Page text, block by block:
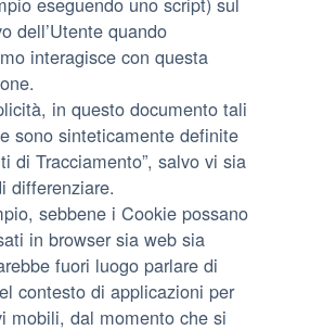
dell’Utente quando
interagisce con questa
in questo documento tali
sono sinteticamente definite
di Tracciamento”, salvo vi sia
differenziare.
sebbene i Cookie possano
in browser sia web sia
fuori luogo parlare di
contesto di applicazioni per
mobili, dal momento che si